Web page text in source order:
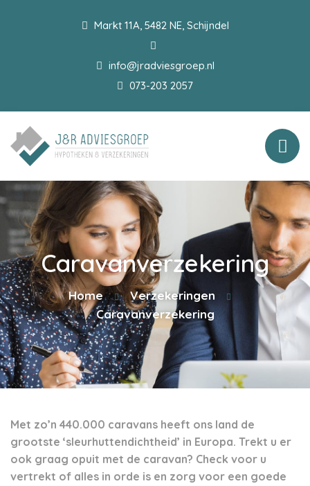
Markt 11A, 5482 NE, Schijndel
info@jradviesgroep.nl
073-203 2057
Caravanverzekering
Home
Verzekeringen
Caravanverzekering
Met zo’n 440.000 caravans heeft ons land de
grootste ‘sleurhuttendichtheid’ in Europa. Trekt u er
ook graag opuit met de caravan? Check voor u
vertrekt of alles in orde is en zorg voor een goede